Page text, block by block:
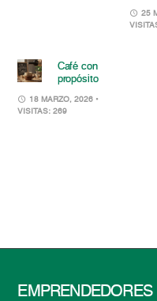
25
Café con
propósito
18 MARZO, 2026 •
VISITAS: 269
EMPRENDEDORES